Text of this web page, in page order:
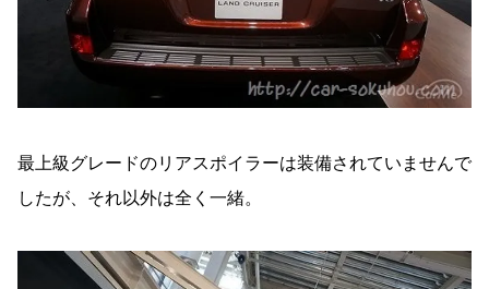
最上級グレードのリアスポイラーは装備されていませんで
したが、それ以外は全く一緒。